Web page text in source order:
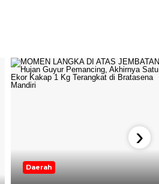
Daerah
›